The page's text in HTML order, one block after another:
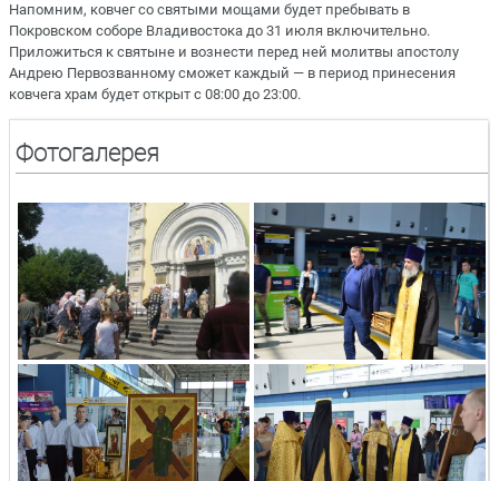
Напомним, ковчег со святыми мощами будет пребывать в
Покровском соборе Владивостока до 31 июля включительно.
Приложиться к святыне и вознести перед ней молитвы апостолу
Андрею Первозванному сможет каждый — в период принесения
ковчега храм будет открыт с 08:00 до 23:00.
Фотогалерея